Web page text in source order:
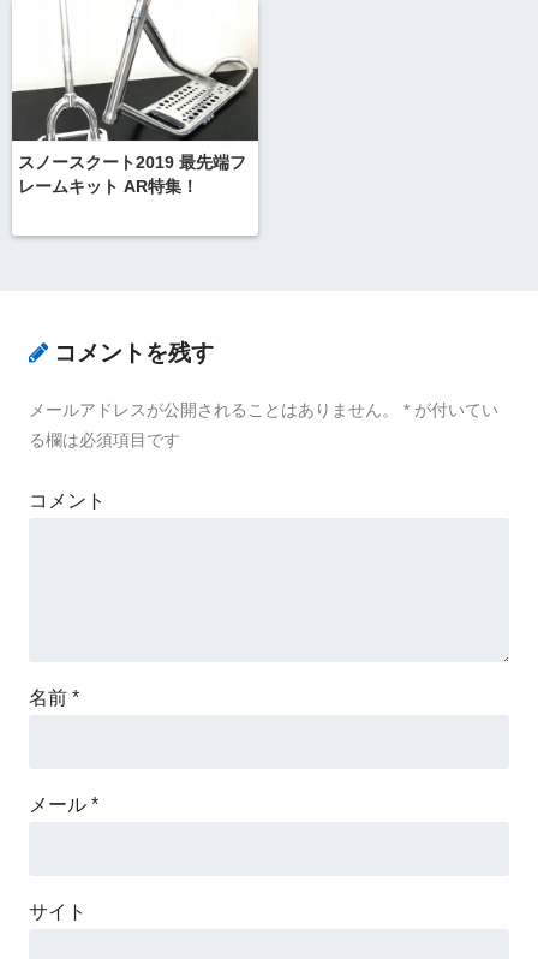
スノースクート2019 最先端フ
レームキット AR特集！
コメントを残す
メールアドレスが公開されることはありません。 * が付いてい
る欄は必須項目です
コメント
名前 *
メール *
サイト